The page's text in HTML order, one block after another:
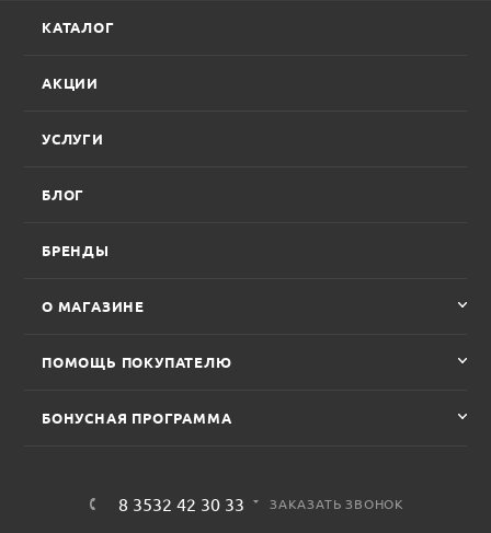
КАТАЛОГ
АКЦИИ
УСЛУГИ
БЛОГ
БРЕНДЫ
О МАГАЗИНЕ
ПОМОЩЬ ПОКУПАТЕЛЮ
БОНУСНАЯ ПРОГРАММА
8 3532 42 30 33 ЗАКАЗАТЬ ЗВОНОК